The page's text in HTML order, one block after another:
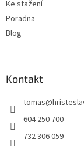
Ke stažení
Poradna
Blog
Kontakt
tomas@
604 250 700
732 306 059